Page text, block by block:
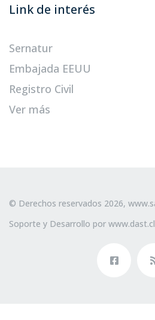
Link de interés
Sernatur
Embajada EEUU
Registro Civil
Ver más
© Derechos reservados 2026,
Soporte y Desarrollo por www.dast.cl